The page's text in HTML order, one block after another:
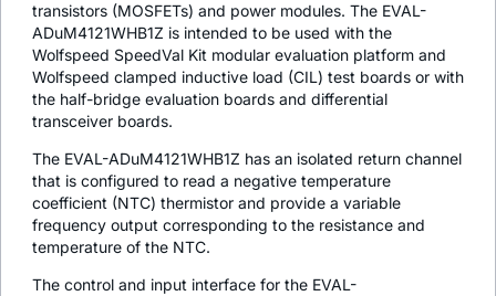
transistors (MOSFETs) and power modules. The EVAL-
ADuM4121WHB1Z is intended to be used with the
Wolfspeed SpeedVal Kit modular evaluation platform and
Wolfspeed clamped inductive load (CIL) test boards or with
the half-bridge evaluation boards and differential
transceiver boards.
The EVAL-ADuM4121WHB1Z has an isolated return channel
that is configured to read a negative temperature
coefficient (NTC) thermistor and provide a variable
frequency output corresponding to the resistance and
temperature of the NTC.
The control and input interface for the EVAL-